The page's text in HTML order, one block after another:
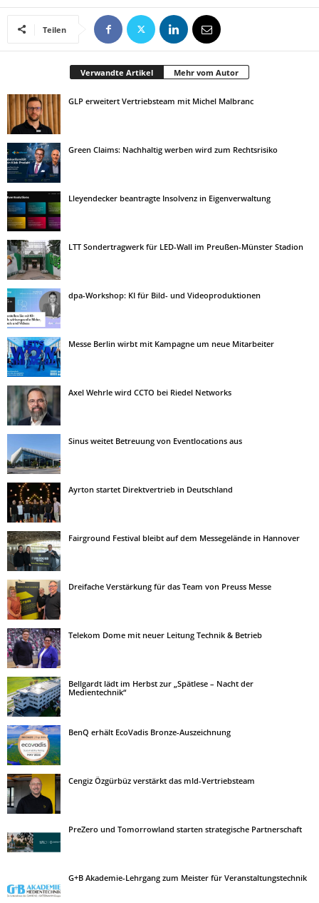
Teilen
Verwandte Artikel Mehr vom Autor
GLP erweitert Vertriebsteam mit Michel Malbranc
Green Claims: Nachhaltig werben wird zum Rechtsrisiko
Lleyendecker beantragte Insolvenz in Eigenverwaltung
LTT Sondertragwerk für LED-Wall im Preußen-Münster Stadion
dpa-Workshop: KI für Bild- und Videoproduktionen
Messe Berlin wirbt mit Kampagne um neue Mitarbeiter
Axel Wehrle wird CCTO bei Riedel Networks
Sinus weitet Betreuung von Eventlocations aus
Ayrton startet Direktvertrieb in Deutschland
Fairground Festival bleibt auf dem Messegelände in Hannover
Dreifache Verstärkung für das Team von Preuss Messe
Telekom Dome mit neuer Leitung Technik & Betrieb
Bellgardt lädt im Herbst zur „Spätlese – Nacht der
Medientechnik“
BenQ erhält EcoVadis Bronze-Auszeichnung
Cengiz Özgürbüz verstärkt das mld-Vertriebsteam
PreZero und Tomorrowland starten strategische Partnerschaft
G+B Akademie-Lehrgang zum Meister für Veranstaltungstechnik